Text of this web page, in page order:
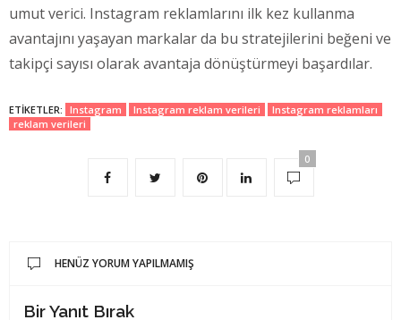
umut verici. Instagram reklamlarını ilk kez kullanma
avantajını yaşayan markalar da bu stratejilerini beğeni ve
takipçi sayısı olarak avantaja dönüştürmeyi başardılar.
ETIKETLER: Instagram Instagram reklam verileri
Instagram reklamları
reklam verileri
0
HENÜZ YORUM YAPILMAMIŞ
Bir Yanıt Bırak